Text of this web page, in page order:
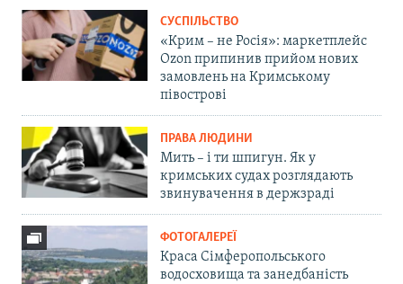
СУСПІЛЬСТВО
«Крим – не Росія»: маркетплейс
Ozon припинив прийом нових
замовлень на Кримському
півострові
ПРАВА ЛЮДИНИ
Мить – і ти шпигун. Як у
кримських судах розглядають
звинувачення в держзраді
ФОТОГАЛЕРЕЇ
Краса Сімферопольського
водосховища та занедбаність